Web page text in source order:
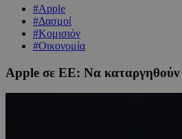
#Apple
#Δασμοί
#Κομισιόν
#Οικονομία
Apple σε ΕΕ: Να καταργηθούν